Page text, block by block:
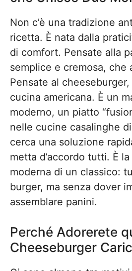
Non c’è una tradizione
ricetta. È nata dalla
di comfort. Pensate alla
semplice e cremosa, che
Pensate al
cucina americana. È un
moderno, un piatto
nelle cucine casalinghe
cerca una soluzione
metta d’accordo tutti. È
moderna di un classico:
burger, ma senza dover
assemblare panini.
Perché Adorerete
Cheeseburger